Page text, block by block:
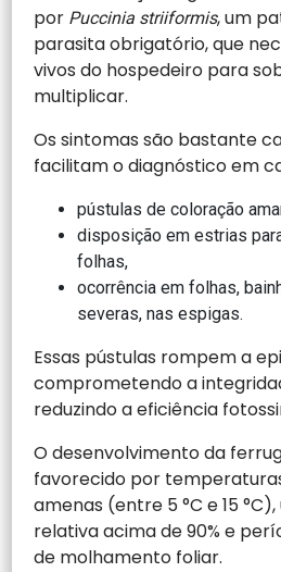
por Puccinia striiformis, um
parasita obrigatório, que
vivos do hospedeiro para
multiplicar.
Os sintomas são bastante
facilitam o diagnóstico em
pústulas de coloração
disposição em estrias
folhas,
ocorrência em folhas,
severas, nas espigas.
Essas pústulas rompem a
comprometendo a
reduzindo a eficiência
O desenvolvimento da
favorecido por
amenas (entre 5 °C e 15
relativa acima de 90% e
de molhamento foliar.